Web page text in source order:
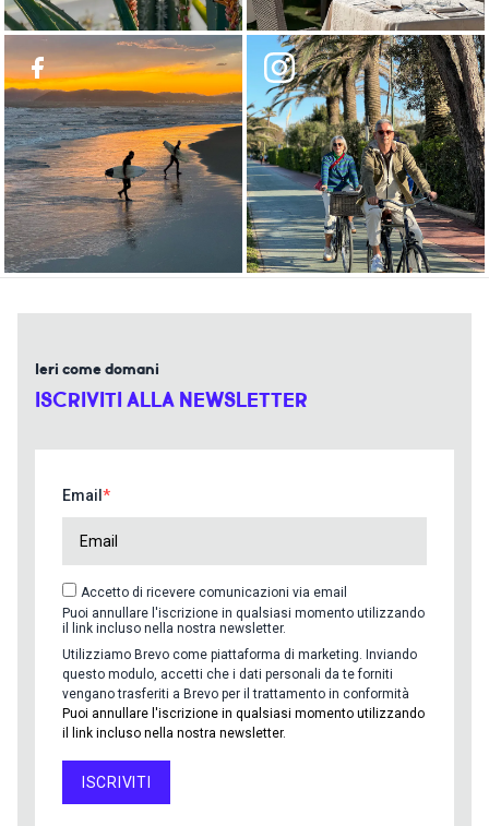
Ieri come domani
ISCRIVITI ALLA NEWSLETTER
Email
Accetto di ricevere comunicazioni via email
Puoi annullare l'iscrizione in qualsiasi momento utilizzando
il link incluso nella nostra newsletter.
Utilizziamo Brevo come piattaforma di marketing. Inviando
questo modulo, accetti che i dati personali da te forniti
vengano trasferiti a Brevo per il trattamento in conformità
Puoi annullare l'iscrizione in qualsiasi momento utilizzando
il link incluso nella nostra newsletter.
ISCRIVITI